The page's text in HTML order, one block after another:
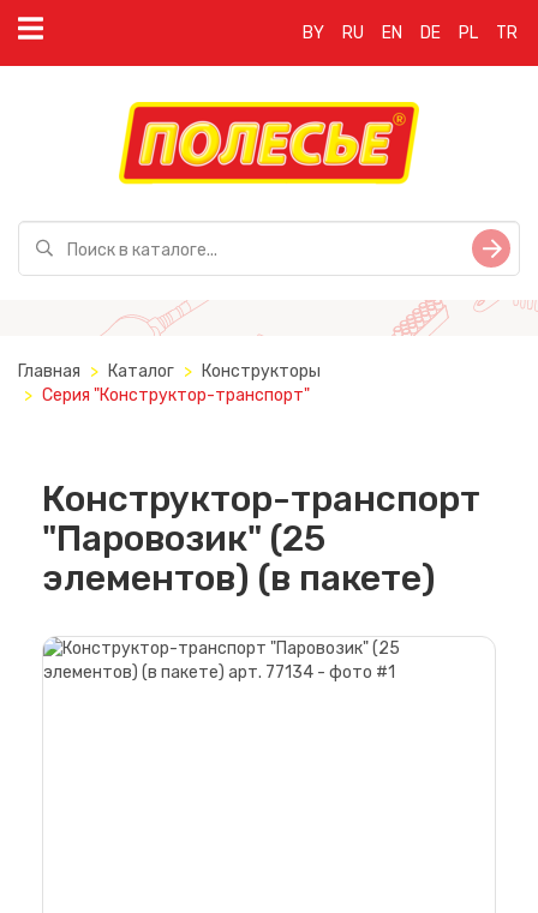
BY RU EN DE PL TR
Главная Каталог
Конструкторы
Серия "Конструктор-транспорт"
Конструктор-транспорт
"Паровозик" (25
элементов) (в пакете)